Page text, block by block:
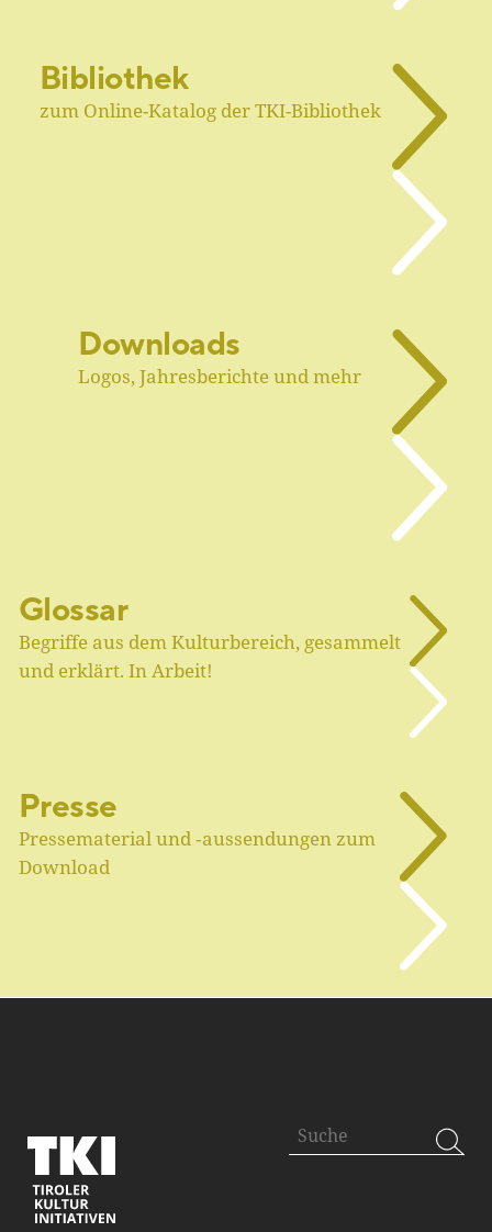
Bibliothek
zum Online-Katalog der TKI-Bibliothek
Downloads
Logos, Jahresberichte und mehr
Glossar
Begriffe aus dem Kulturbereich, gesammelt
und erklärt. In Arbeit!
Presse
Pressematerial und ‑aussendungen zum
Download